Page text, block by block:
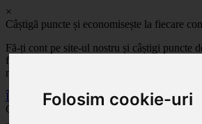
Folosim cookie-uri
×
Câștigă puncte și economisește la fiecare
Fă-ți cont pe site-ul nostru și câștigi puncte
fiecare comandă! Cu cât comanzi mai mult,
mult!
Înregistrează-te acum
Celoplast